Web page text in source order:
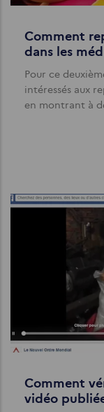
Comment
dans les
Pour ce
intéressés aux
en montrant à
Comment
vidéo